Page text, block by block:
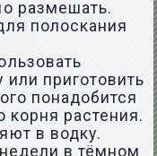
размешать.
полоскания
или приготовить
понадобится
корня растения.
в водку.
в тёмном